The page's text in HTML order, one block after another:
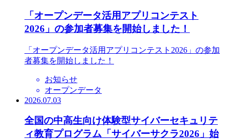
「オープンデータ活用アプリコンテスト
2026」の参加者募集を開始しました！
「オープンデータ活用アプリコンテスト2026」の参加
者募集を開始しました！
お知らせ
オープンデータ
2026.07.03
全国の中高生向け体験型サイバーセキュリテ
ィ教育プログラム「サイバーサクラ2026」始